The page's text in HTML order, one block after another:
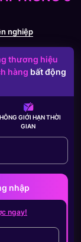
nghiệp
thương hiệu
hàng bất động
GIỚI HẠNTHỜI
GIAN
nhập
ngay!